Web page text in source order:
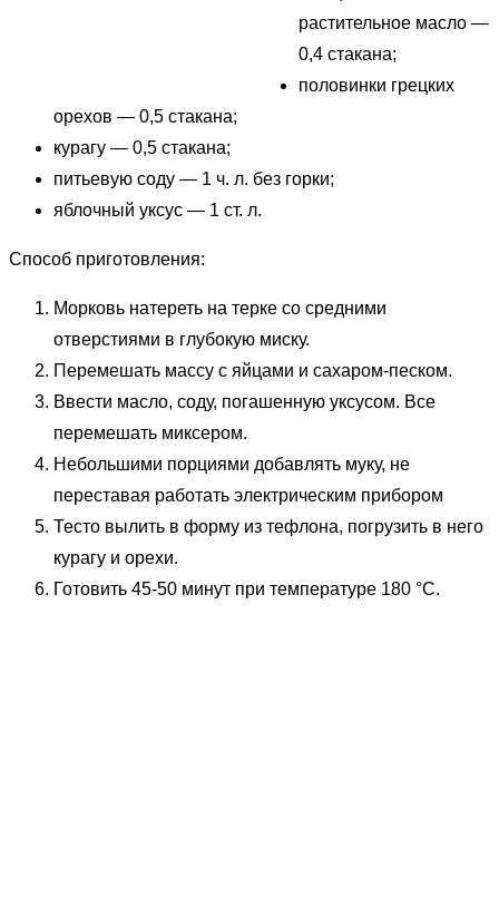
растительное масло —
0,4 стакана;
половинки грецких
орехов — 0,5 стакана;
курагу — 0,5 стакана;
питьевую соду — 1 ч. л. без горки;
яблочный уксус — 1 ст. л.
Способ приготовления:
Морковь натереть на терке со средними
отверстиями в глубокую миску.
Перемешать массу с яйцами и сахаром-песком.
Ввести масло, соду, погашенную уксусом. Все
перемешать миксером.
Небольшими порциями добавлять муку, не
переставая работать электрическим прибором
Тесто вылить в форму из тефлона, погрузить в него
курагу и орехи.
Готовить 45-50 минут при температуре 180 °C.